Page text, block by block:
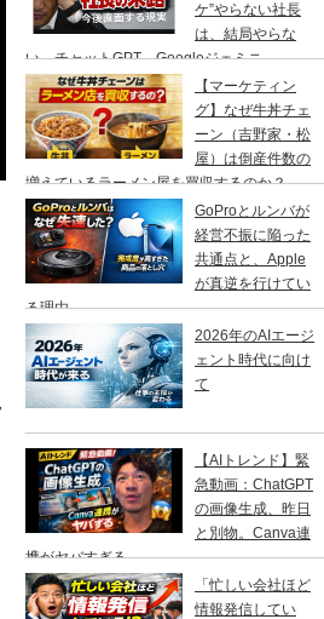
ケ”やらない社長
は、結局やらな
い。チャットGPT、Googleジェミニ
【マーケティン
グ】なぜ牛丼チェ
ーン（吉野家・松
屋）は倒産件数の
増えているラーメン屋を買収するのか？
GoProとルンバが
経営不振に陥った
共通点と、Apple
が真逆を行けてい
る理由
2026年のAIエージ
ェント時代に向け
て
【AIトレンド】緊
急動画：ChatGPT
の画像生成、昨日
と別物。Canva連
携がヤバすぎる
「忙しい会社ほど
情報発信してい